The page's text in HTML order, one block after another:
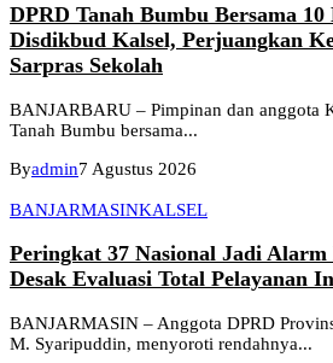
DPRD Tanah Bumbu Bersama
Disdikbud Kalsel, Perjuangkan
Sarpras Sekolah
BANJARBARU – Pimpinan dan anggota
Tanah Bumbu bersama...
Byadmin7 Agustus 2026
BANJARMASINKALSEL
Peringkat 37 Nasional Jadi
Desak Evaluasi Total Pelayanan
BANJARMASIN – Anggota DPRD
M. Syaripuddin, menyoroti rendahnya...